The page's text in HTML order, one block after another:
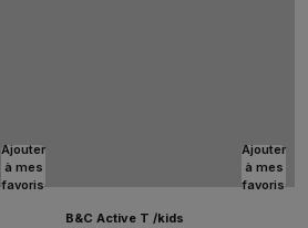
Ajouter
à mes
favoris
Ajouter
à mes
favoris
B&C Active T /kids